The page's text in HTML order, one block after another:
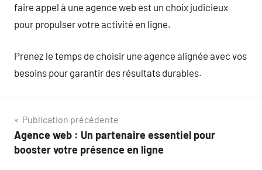
faire appel à une agence web est un choix judicieux
pour propulser votre activité en ligne.
Prenez le temps de choisir une agence alignée avec vos
besoins pour garantir des résultats durables.
Navigation
de
Publication précédente
Agence web : Un partenaire essentiel pour
booster votre présence en ligne